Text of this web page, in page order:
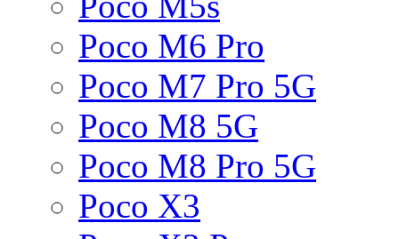
Poco M6 Pro
Poco M7 Pro 5G
Poco M8 5G
Poco M8 Pro 5G
Poco X3